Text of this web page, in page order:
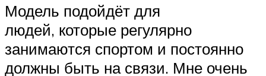
Модель подойдёт для
людей, которые регулярно
занимаются спортом и постоянно
должны быть на связи. Мне очень